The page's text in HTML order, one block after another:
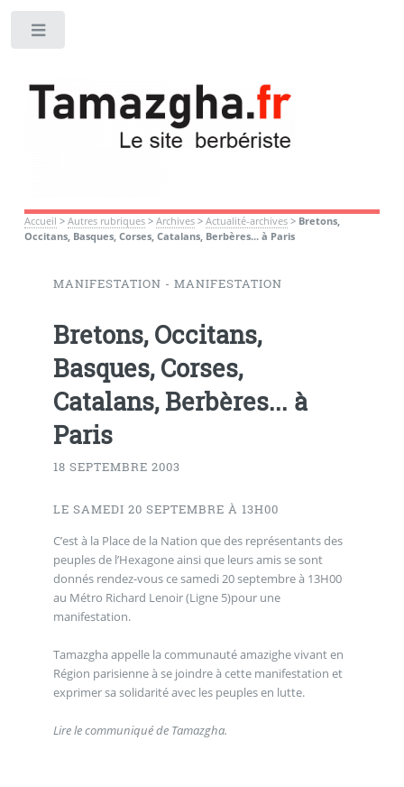
Accueil > Autres rubriques> Archives> Actualité-archives> Bretons,
Occitans, Basques, Corses, Catalans, Berbères... à Paris
MANIFESTATION - MANIFESTATION
Bretons, Occitans,
Basques, Corses,
Catalans, Berbères... à
Paris
18 SEPTEMBRE 2003
LE SAMEDI 20 SEPTEMBRE À 13H00
C’est à la Place de la Nation que des représentants des
peuples de l’Hexagone ainsi que leurs amis se sont
donnés rendez-vous ce samedi 20 septembre à 13H00
au Métro Richard Lenoir (Ligne 5)pour une
manifestation.
Tamazgha appelle la communauté amazighe vivant en
Région parisienne à se joindre à cette manifestation et
exprimer sa solidarité avec les peuples en lutte.
Lire le communiqué de Tamazgha.